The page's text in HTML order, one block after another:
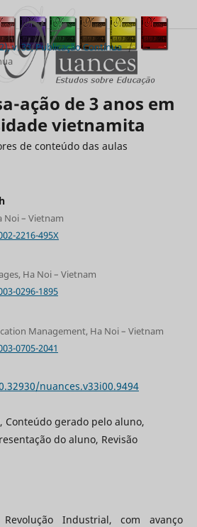
v. 33, Publicação Contínua /
ação de 3 anos em
vietnamita
de conteúdo das aulas
– Vietnam
2216-495X
Ha Noi – Vietnam
0296-1895
Management, Ha Noi – Vietnam
0705-2041
nuances.v33i00.9494
Conteúdo gerado pelo aluno,
do aluno, Revisão
Industrial, com avanço